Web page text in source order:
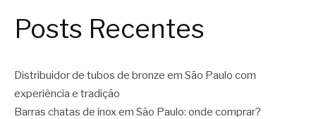
Posts Recentes
Distribuidor de tubos de bronze em São Paulo com
experiência e tradição
Barras chatas de inox em São Paulo: onde comprar?